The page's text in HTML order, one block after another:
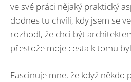
ve své práci nějaký praktický
dodnes tu chvíli, kdy jsem se
rozhodl, že chci být
přestože moje cesta k tomu
Fascinuje mne, že když někdo